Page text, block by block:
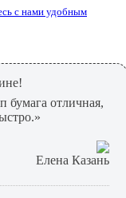
с нами удобным
бумага отличная,
Елена Казань